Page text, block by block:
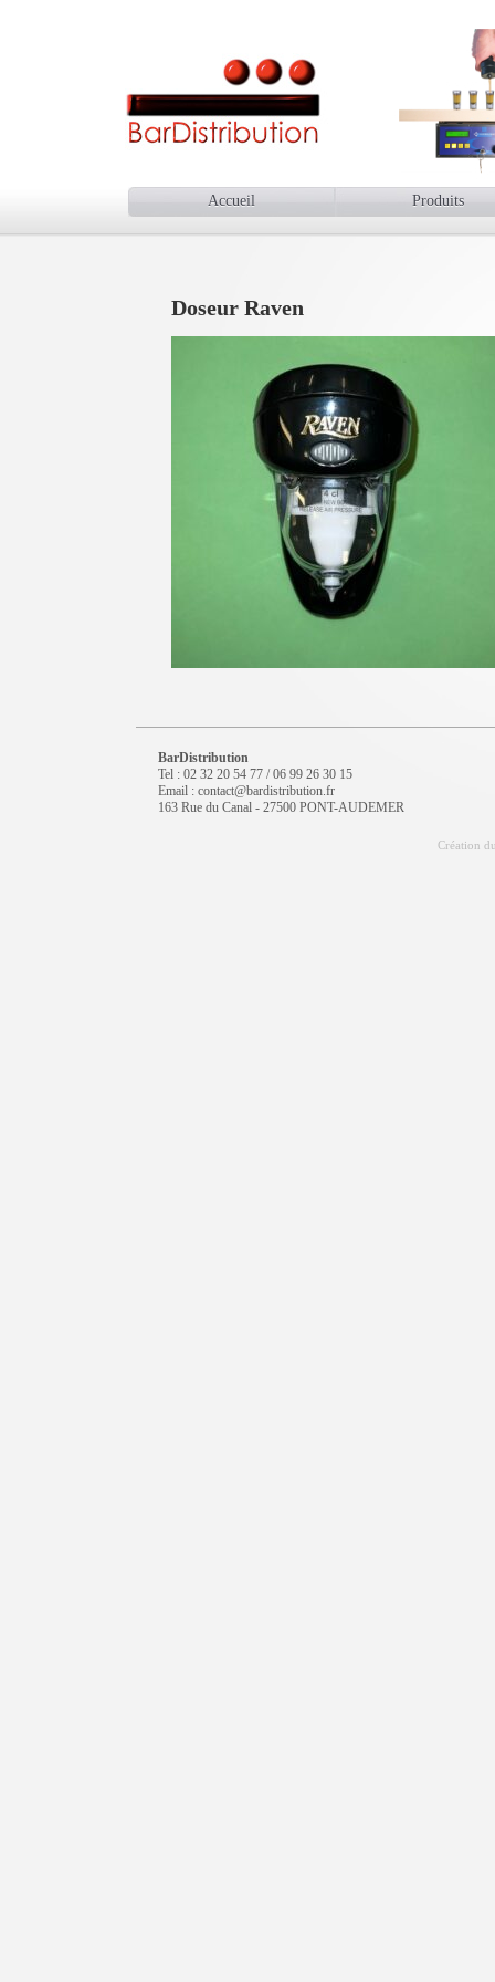
Accueil Produits
Doseur Raven
BarDistribution
Tel : 02 32 20 54 77 / 06 99 26 30 15
Email : contact@bardistribution.fr
163 Rue du Canal - 27500 PONT-AUDEMER
Création